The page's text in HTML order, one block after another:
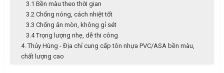
3.1 Bền màu theo thời gian
3.2 Chống nóng, cách nhiệt tốt
3.3 Chống ăn mòn, không gỉ sét
3.4 Trọng lượng nhẹ, dễ thi công
4. Thủy Hùng - Địa chỉ cung cấp tôn nhựa PVC/ASA bền màu,
chất lượng cao